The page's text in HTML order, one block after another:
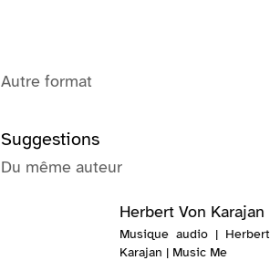
Autre format
Suggestions
Du même auteur
Herbert Von Karajan
Musique audio |
Karajan | Music Me